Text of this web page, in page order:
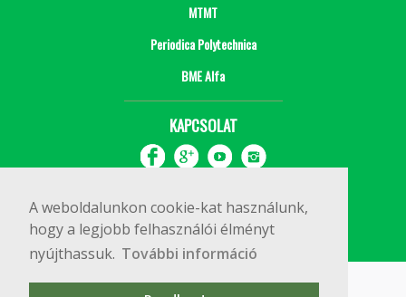
A weboldalunkon cookie-kat használunk,
hogy a legjobb felhasználói élményt
nyújthassuk. További információ
MTMT
Periodica Polytechnica
BME Alfa
KAPCSOLAT
Copyright © 2020 BME Építőmérnöki Kar